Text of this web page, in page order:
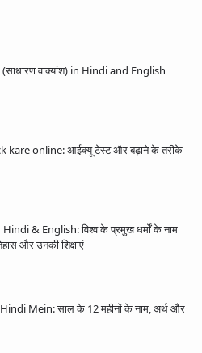
वाक्यांश) in Hindi and English
kare online: आईक्यू टेस्ट और बढ़ाने के तरीके
& English: विश्व के प्रमुख धर्मों के नाम
और उनकी शिक्षाएं
Mein: साल के 12 महीनों के नाम, अर्थ और